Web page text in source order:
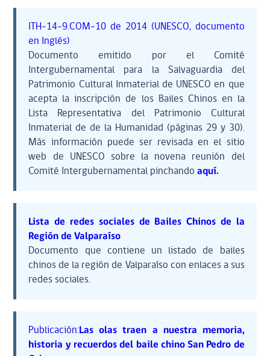
ITH-14-9.COM-10 de 2014 (UNESCO, documento
en Inglés)
Documento emitido por el Comité
Intergubernamental para la Salvaguardia del
Patrimonio Cultural Inmaterial de UNESCO en que
acepta la inscripción de los Bailes Chinos en la
Lista Representativa del Patrimonio Cultural
Inmaterial de de la Humanidad (páginas 29 y 30).
Más información puede ser revisada en el sitio
web de UNESCO sobre la novena reunión del
Comité Intergubernamental pinchandoaquí.
Lista de redes sociales de Bailes Chinos de la
Región de Valparaíso
Documento que contiene un listado de bailes
chinos de la región de Valparaíso con enlaces a sus
redes sociales.
Publicación:Las olas traen a nuestra memoria,
historia y recuerdos del baile chino San Pedro de